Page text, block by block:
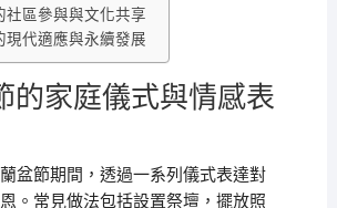
社區參與與文化共享
現代適應與永續發展
的家庭儀式與情感表
盆節期間，透過一系列儀式表達對
。常見做法包括設置祭壇，擺放照